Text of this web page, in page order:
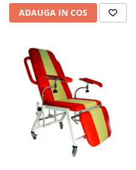
ADAUGA IN COS